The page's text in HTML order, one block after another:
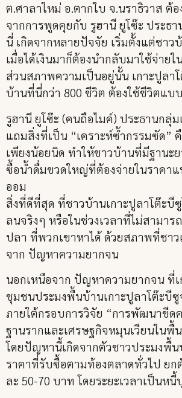
ต.ศาลาใหม่ อ.ตากใบ จ.นราธิวาส ต้
จากการพูดคุยกับ รูฮานี ยูโซ๊ะ ประธ
นี่ เกิดจากหลายปัจจัย เริ่มตั้งแต่ชา
เมื่อได้เงินมาก็ต้องนำกลับมาใช้จ่าย
ส่วนสภาพความเป็นอยู่นั้น เกาะปูลา
บ้านที่นี่กว่า 800 ชีวิต ต้องใช้ชีวิตแบ
รูฮานี ยูโซ๊ะ (คนถือไมค์) ประธานกลุ่
แถมสิ่งที่เป็น “เคราะห์ซ้ำกรรมซัด”
เพียงน้อยนิด ทำให้ชาวบ้านที่มีฐานะ
ซื้อน้ำดื่มขวดใหญ่ที่ต้องจ่ายในราคา
ออม
สิ่งที่ดีที่สุด ที่ชาวบ้านเกาะปูลาโต๊ะบี
ลนจริงๆ หรือในช่วงเวลาที่ไม่สามา
ปลา ที่พวกเขาหาได้ ด้วยสภาพที่ชา
จาก ปัญหาความยากจน
นอกเหนือจาก ปัญหาความยากจน ที่
ชุมชนประมงพื้นบ้านเกาะปูลาโต๊ะบี
ภายใต้กรอบการวิจัย “การพัฒนาขีด
ฐานรากและเศรษฐกิจหมุนเวียนใน
โดยปัญหานี้เกิดจากตัวชาวประมงพื้
ราคาที่รับซื้อตามท้องตลาดทั่วไป ย
ละ 50-70 บาท โดยระยะเวลาเป็น